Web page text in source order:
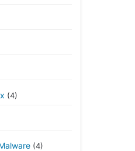
(4)
(4)